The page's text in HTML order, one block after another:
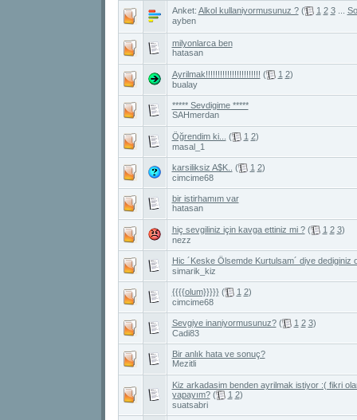
Anket: Alkol kullaniyormusunuz ? ( 1 2 3...
ayben
milyonlarca ben
hatasan
Ayrilmak!!!!!!!!!!!!!!!!!!!!!!! ( 1 2)
bualay
***** Sevdigime *****
SAHmerdan
Öğrendim ki... ( 1 2)
masal_1
karsiliksiz A$K.. ( 1 2)
cimcime68
bir istirhamım var
hatasan
hiç sevgiliniz için kavga ettiniz mi ? ( 1 2 3)
nezz
Hic ´Keske Ölsemde Kurtulsam´ diye dediginiz
simarik_kiz
{{{{olum}}}}} ( 1 2)
cimcime68
Sevgiye inaniyormusunuz? ( 1 2 3)
Cadi83
Bir anlık hata ve sonuç?
Mezitli
Kiz arkadasim benden ayrilmak istiyor :( fikri
yapayım? ( 1 2)
suatsabri